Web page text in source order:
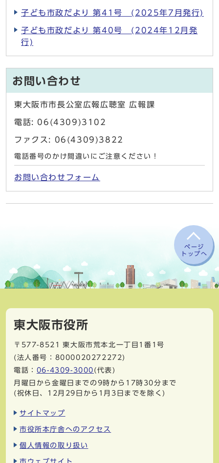
子ども市政だより 第41号 (2025年7月発行)
子ども市政だより 第40号 (2024年12月発
行)
お問い合わせ
東大阪市市長公室広報広聴室 広報課
電話: 06(4309)3102
ファクス: 06(4309)3822
電話番号のかけ間違いにご注意ください！
お問い合わせフォーム
ページ
トップへ
東大阪市役所
〒577-8521
東大阪市荒本北一丁目1番1号
(法人番号：8000020272272)
電話： 06-4309-3000 (代表)
月曜日から金曜日までの9時から17時30分まで
(祝休日、12月29日から1月3日までを除く)
サイトマップ
市役所本庁舎へのアクセス
個人情報の取り扱い
市ウェブサイト